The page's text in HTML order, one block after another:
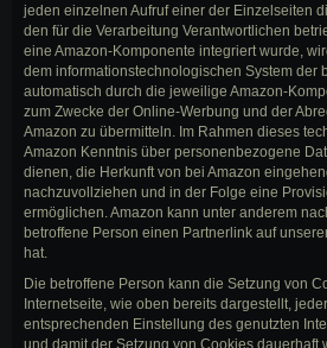
jeden einzelnen Aufruf einer der Einzelseiten
den für die Verarbeitung Verantwortlichen
eine Amazon-Komponente integriert wurde,
dem informationstechnologischen System der
automatisch durch die jeweilige Amazon-
zum Zwecke der Online-Werbung und der
Amazon zu übermitteln. Im Rahmen dieses
Amazon Kenntnis über personenbezogene
dienen, die Herkunft von bei Amazon
nachzuvollziehen und in der Folge eine
ermöglichen. Amazon kann unter anderem
betroffene Person einen Partnerlink auf
hat.
Die betroffene Person kann die Setzung von
Internetseite, wie oben bereits dargestellt,
entsprechenden Einstellung des genutzten
und damit der Setzung von Cookies dauerhaft